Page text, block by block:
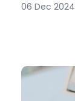
06 Dec 2024